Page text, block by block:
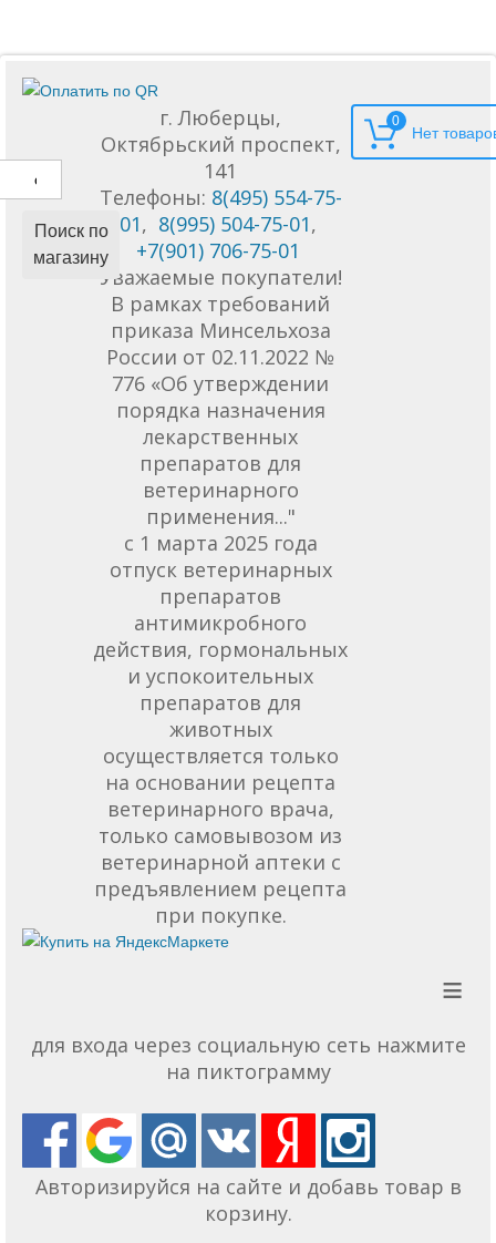
Поиск по
магазину
г. Люберцы,
Октябрьский проспект,
141
Телефоны: 8(495) 554-75-
01, 8(995) 504-75-01,
+7(901) 706-75-01
Уважаемые покупатели!
В рамках требований
приказа Минсельхоза
России от 02.11.2022 №
776 «Об утверждении
порядка назначения
лекарственных
препаратов для
ветеринарного
применения..."
с 1 марта 2025 года
отпуск ветеринарных
препаратов
антимикробного
действия, гормональных
и успокоительных
препаратов для
животных
осуществляется только
на основании рецепта
ветеринарного врача,
только самовывозом из
ветеринарной аптеки с
предъявлением рецепта
при покупке.
0
≡
для входа через социальную сеть нажмите
на пиктограмму
Авторизируйся на сайте и добавь товар в
корзину.